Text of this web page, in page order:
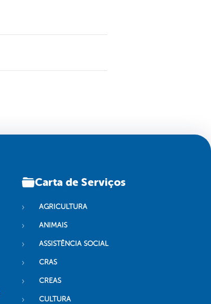
Carta de Serviços
AGRICULTURA
ANIMAIS
ASSISTÊNCIA SOCIAL
CRAS
CREAS
CULTURA